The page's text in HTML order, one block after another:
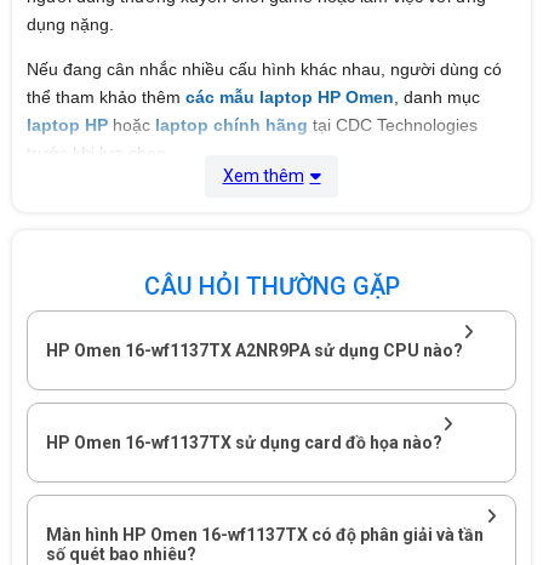
dụng nặng.
Nếu đang cân nhắc nhiều cấu hình khác nhau, người dùng có
thể tham khảo thêm các mẫu laptop HP Omen , danh mục
laptop HP hoặc laptop chính hãng tại CDC Technologies
trước khi lựa chọn.
A2NR9PA có gì nổi bật?
HP Omen 16-wf1137TX A2NR9PA kết hợp Core i9-14900HX
24 nhân 32 luồng, RTX 4070 8GB, RAM 32GB DDR5-5600 và
SSD 1TB.
năng cao thay vì chỉ xử lý các tác vụ văn phòng phổ thông.
Các thành phần phần cứng chính gồm:
Intel Core i9-14900HX, 24 nhân và 32 luồng.
Xung Turbo tối đa lên đến 5,8GHz.
RAM 32GB DDR5-5600, cấu hình 2 x 16GB.
Xem thêm
CÂU HỎI THƯỜNG GẶP
HP Omen 16-wf1137TX A2NR9PA sử dụng CPU nào?
HP Omen 16-wf1137TX sử dụng card đồ họa nào?
Màn hình HP Omen 16-wf1137TX có độ phân giải và tần
số quét bao nhiêu?